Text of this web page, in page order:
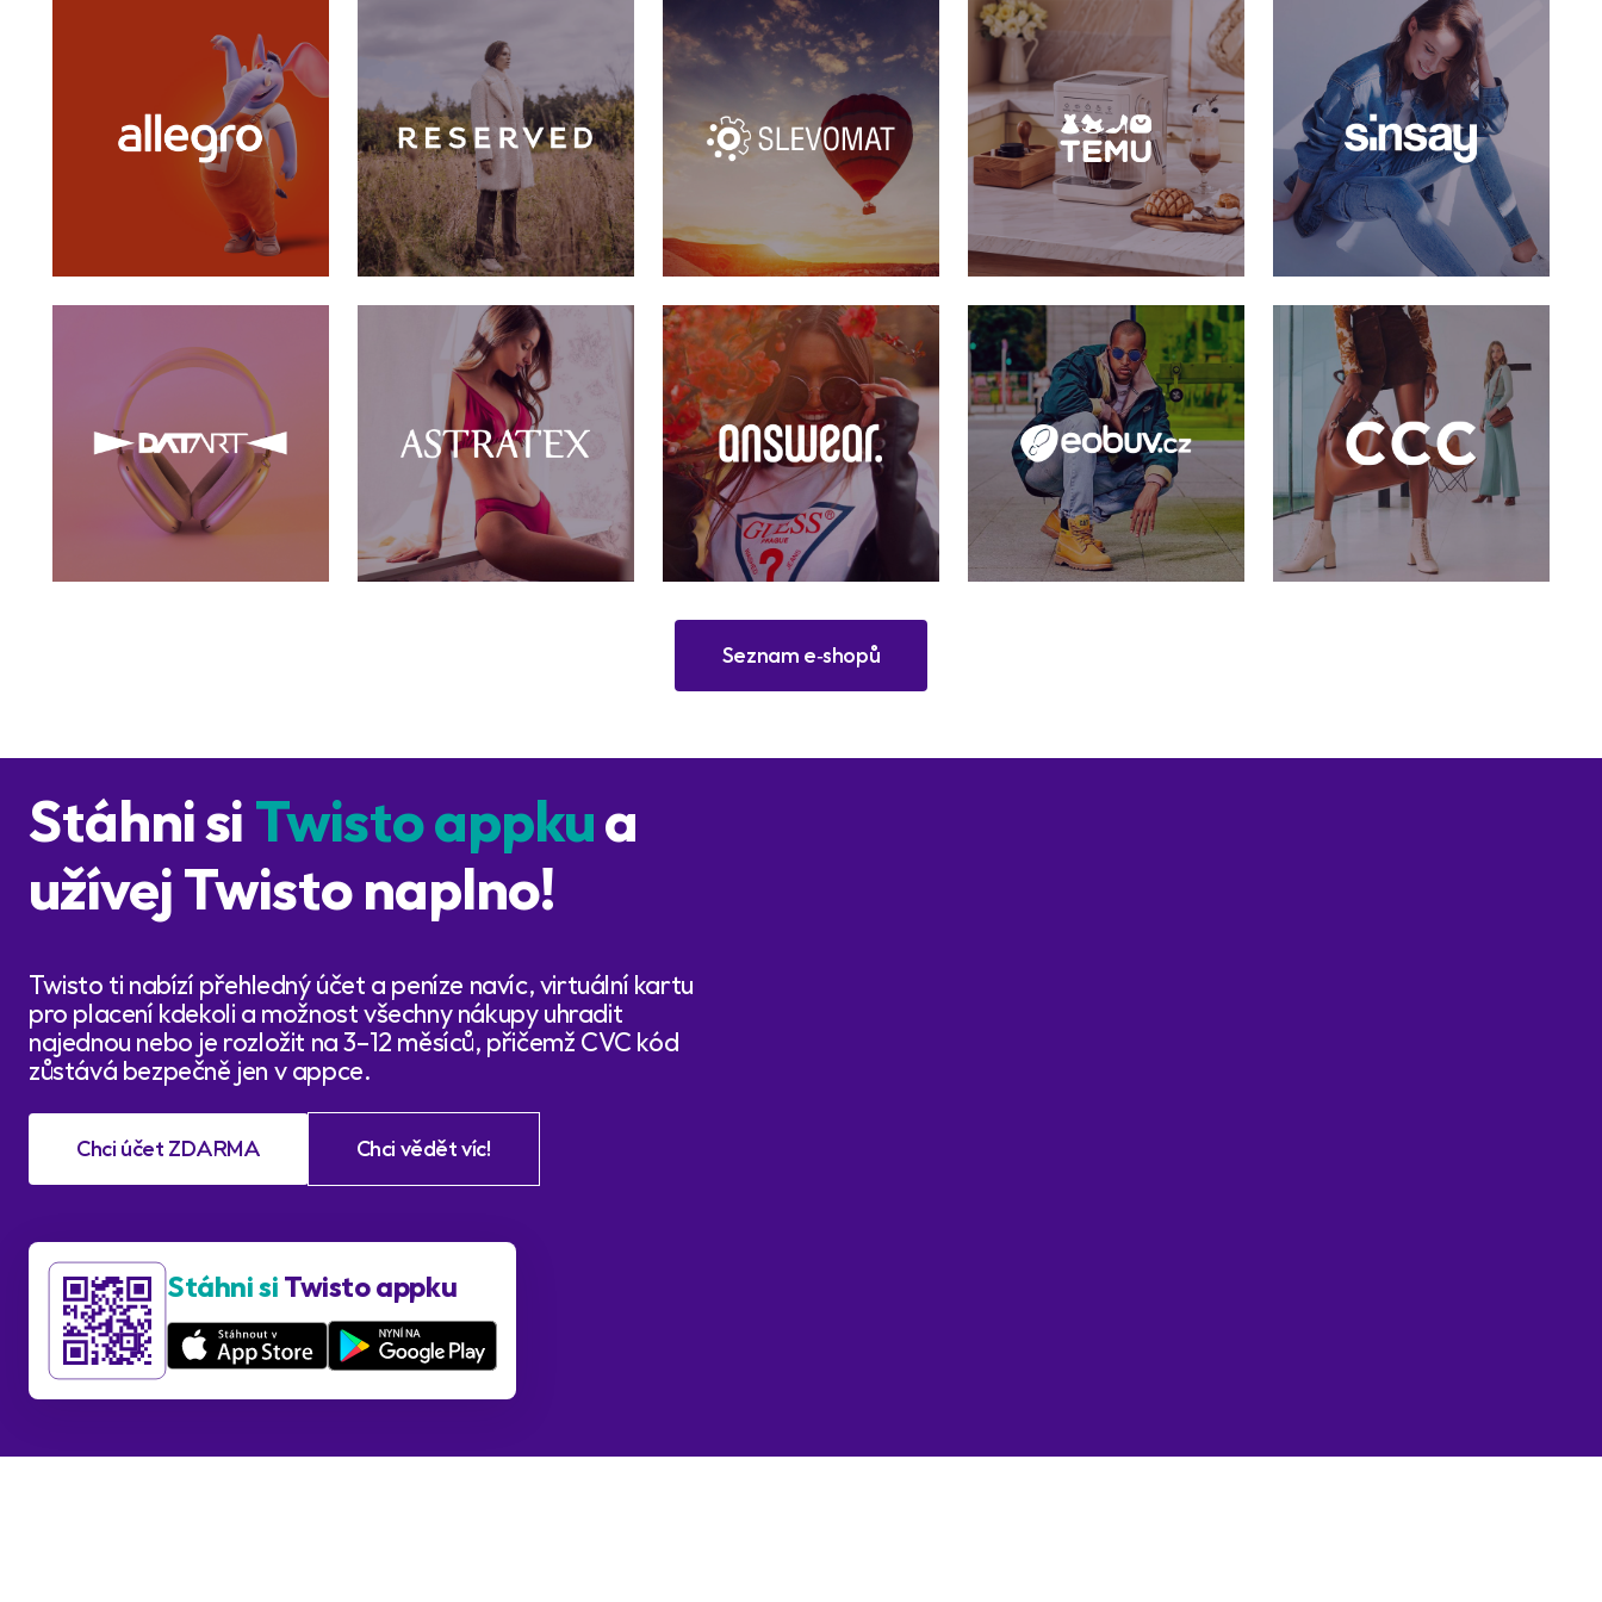
Seznam e‑shopů
Stáhni si Twisto appkua
užívej Twisto naplno!
Twisto ti nabízí přehledný účet a peníze navíc, virtuální kartu
pro placení kdekoli a možnost všechny nákupy uhradit
najednou nebo je rozložit na 3–12 měsíců, přičemž CVC kód
zůstává bezpečně jen v appce.
Chci účet ZDARMA Chci vědět víc!
Stáhni si Twisto appku